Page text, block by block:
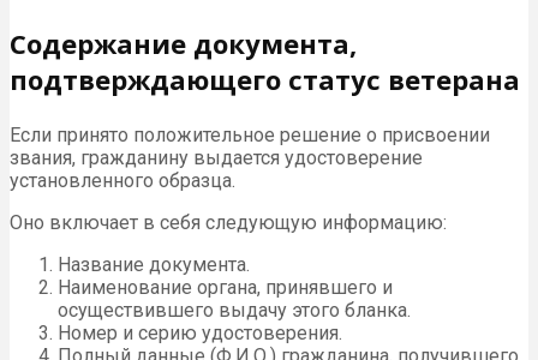
Содержание документа,
подтверждающего статус ветерана
Если принято положительное решение о присвоении
звания, гражданину выдается удостоверение
установленного образца.
Оно включает в себя следующую информацию:
Название документа.
Наименование органа, принявшего и
осуществившего выдачу этого бланка.
Номер и серию удостоверения.